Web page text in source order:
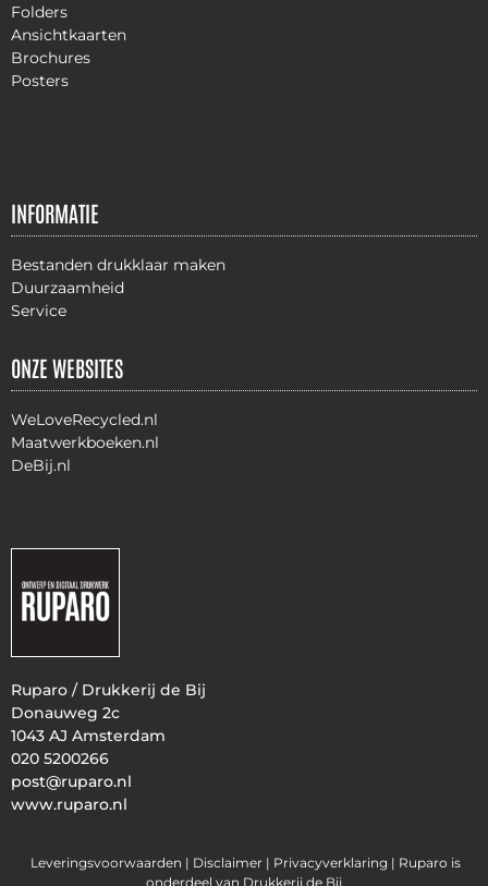
Folders
Ansichtkaarten
Brochures
Posters
INFORMATIE
Bestanden drukklaar maken
Duurzaamheid
Service
ONZE WEBSITES
WeLoveRecycled.nl
Maatwerkboeken.nl
DeBij.nl
Ruparo / Drukkerij de Bij
Donauweg 2c
1043 AJ Amsterdam
020 5200266
post@ruparo.nl
www.ruparo.nl
Leveringsvoorwaarden | Disclaimer | Privacyverklaring | Ruparo is
onderdeel van Drukkerij de Bij